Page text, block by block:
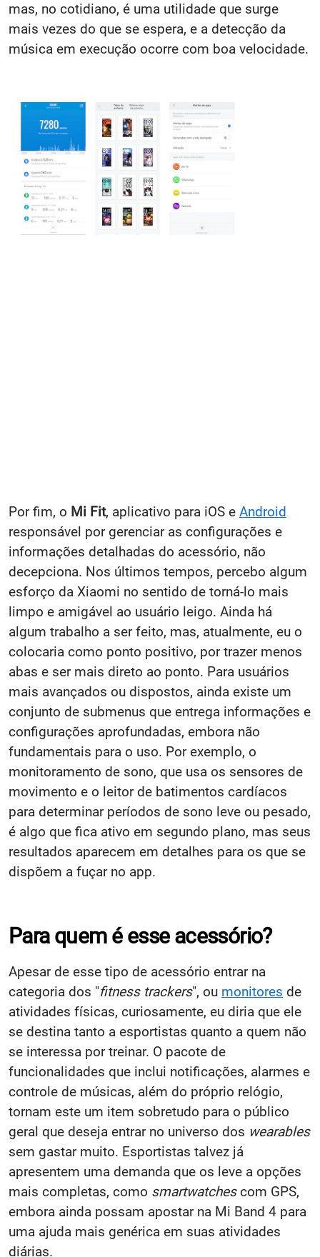
mas, no cotidiano, é uma utilidade que surge
mais vezes do que se espera, e a detecção da
música em execução ocorre com boa velocidade.
Por fim, o Mi Fit, aplicativo para iOS e Android
responsável por gerenciar as configurações e
informações detalhadas do acessório, não
decepciona. Nos últimos tempos, percebo algum
esforço da Xiaomi no sentido de torná-lo mais
limpo e amigável ao usuário leigo. Ainda há
algum trabalho a ser feito, mas, atualmente, eu o
colocaria como ponto positivo, por trazer menos
abas e ser mais direto ao ponto. Para usuários
mais avançados ou dispostos, ainda existe um
conjunto de submenus que entrega informações e
configurações aprofundadas, embora não
fundamentais para o uso. Por exemplo, o
monitoramento de sono, que usa os sensores de
movimento e o leitor de batimentos cardíacos
para determinar períodos de sono leve ou pesado,
é algo que fica ativo em segundo plano, mas seus
resultados aparecem em detalhes para os que se
dispõem a fuçar no app.
Para quem é esse acessório?
Apesar de esse tipo de acessório entrar na
categoria dos "fitness trackers", ou monitores de
atividades físicas, curiosamente, eu diria que ele
se destina tanto a esportistas quanto a quem não
se interessa por treinar. O pacote de
funcionalidades que inclui notificações, alarmes e
controle de músicas, além do próprio relógio,
tornam este um item sobretudo para o público
geral que deseja entrar no universo dos wearables
sem gastar muito. Esportistas talvez já
apresentem uma demanda que os leve a opções
mais completas, como smartwatchescom GPS,
embora ainda possam apostar na Mi Band 4 para
uma ajuda mais genérica em suas atividades
diárias.